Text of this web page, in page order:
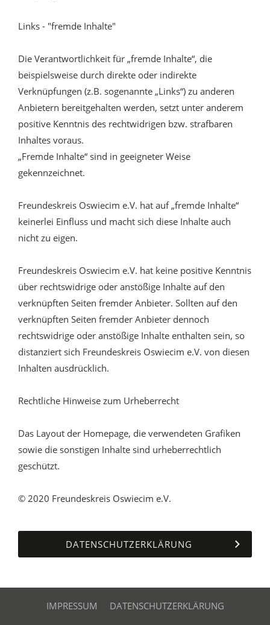
Links - "fremde Inhalte"
Die Verantwortlichkeit für „fremde Inhalte“, die
beispielsweise durch direkte oder indirekte
Verknüpfungen (z.B. sogenannte „Links“) zu anderen
Anbietern bereitgehalten werden, setzt unter anderem
positive Kenntnis des rechtwidrigen bzw. strafbaren
Inhaltes voraus.
„Fremde Inhalte“ sind in geeigneter Weise
gekennzeichnet.
Freundeskreis Oswiecim e.V. hat auf „fremde Inhalte“
keinerlei Einfluss und macht sich diese Inhalte auch
nicht zu eigen.
Freundeskreis Oswiecim e.V. hat keine positive Kenntnis
über rechtswidrige oder anstößige Inhalte auf den
verknüpften Seiten fremder Anbieter. Sollten auf den
verknüpften Seiten fremder Anbieter dennoch
rechtswidrige oder anstößige Inhalte enthalten sein, so
distanziert sich Freundeskreis Oswiecim e.V. von diesen
Inhalten ausdrücklich.
Rechtliche Hinweise zum Urheberrecht
Das Layout der Homepage, die verwendeten Grafiken
sowie die sonstigen Inhalte sind urheberrechtlich
geschützt.
© 2020 Freundeskreis Oswiecim e.V.
DATENSCHUTZERKLÄRUNG
IMPRESSUM DATENSCHUTZERKLÄRUNG